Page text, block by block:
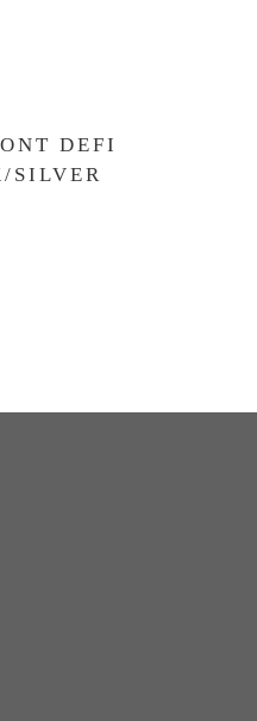
DEFI
SILVER